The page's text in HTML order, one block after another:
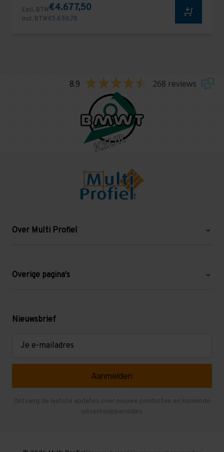
Excl. BTW€4.677,50
Incl. BTW€5.659,78
8.9 268 reviews
Over Multi Profiel
Blog
Levering en afhalen
Overige pagina's
Mezzanine
Verdiepingsvloeren
Gebruikte entresolvloeren
Nieuwsbrief
Ontvang de laatste updates over nieuwe producten en komende
uitverkoopperiodes